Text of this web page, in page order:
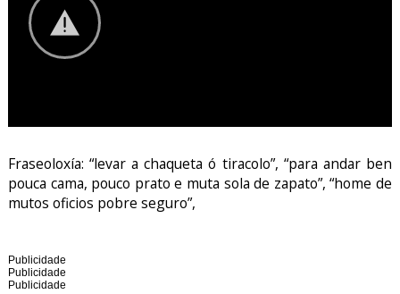
Fraseoloxía: “levar a chaqueta ó tiracolo”, “para andar ben
pouca cama, pouco prato e muta sola de zapato”, “home de
mutos oficios pobre seguro”,
Publicidade
Publicidade
Publicidade